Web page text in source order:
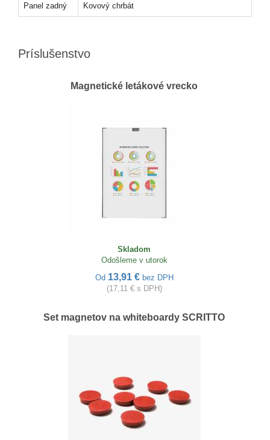
Panel zadný Kovový chrbát
Príslušenstvo
Magnetické letákové vrecko
Skladom
Odošleme v utorok
Od 13,91 € bez DPH
(17,11 € s DPH)
Set magnetov na whiteboardy SCRITTO